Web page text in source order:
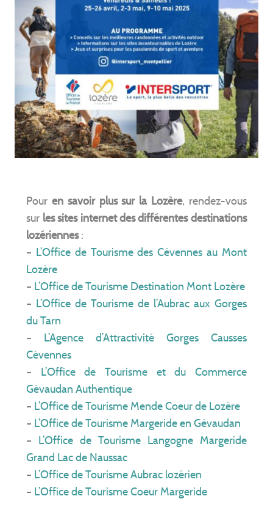
Pour en savoir plus sur la Lozère, rendez-vous
sur les sites internet des différentes destinations
lozériennes:
– L’Office de Tourisme des Cévennes au Mont
Lozère
– L’Office de Tourisme Destination Mont Lozère
– L’Office de Tourisme de l’Aubrac aux Gorges
du Tarn
– L’Agence d’Attractivité Gorges Causses
Cévennes
– L’Office de Tourisme et du Commerce
Gévaudan Authentique
– L’Office de Tourisme Mende Coeur de Lozère
– L’Office de Tourisme Margeride en Gévaudan
– L’Office de Tourisme Langogne Margeride
Grand Lac de Naussac
– L’Office de Tourisme Aubrac lozérien
– L’Office de Tourisme Coeur Margeride